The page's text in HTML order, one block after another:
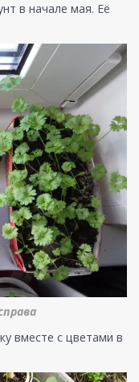
в начале мая. Её
вместе с цветами в